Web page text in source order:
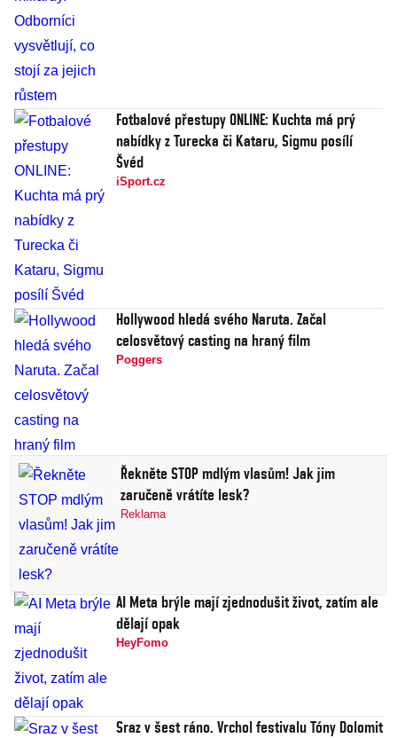
Fotbalové přestupy ONLINE: Kuchta má prý
nabídky z Turecka či Kataru, Sigmu posílí
Švéd
iSport.cz
Hollywood hledá svého Naruta. Začal
celosvětový casting na hraný film
Poggers
Řekněte STOP mdlým vlasům! Jak jim
zaručeně vrátíte lesk?
Reklama
AI Meta brýle mají zjednodušit život, zatím ale
dělají opak
HeyFomo
Sraz v šest ráno. Vrchol festivalu Tóny Dolomit